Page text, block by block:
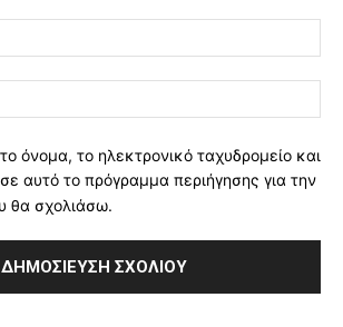
όνομα, το ηλεκτρονικό ταχυδρομείο και
αυτό το πρόγραμμα περιήγησης για την
θα σχολιάσω.